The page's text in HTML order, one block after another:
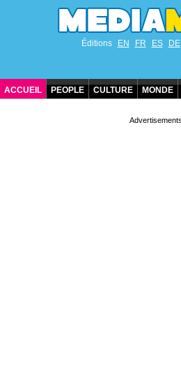
Éditions EN FR ES DE
ACCUEIL PEOPLE CULTURE MONDE